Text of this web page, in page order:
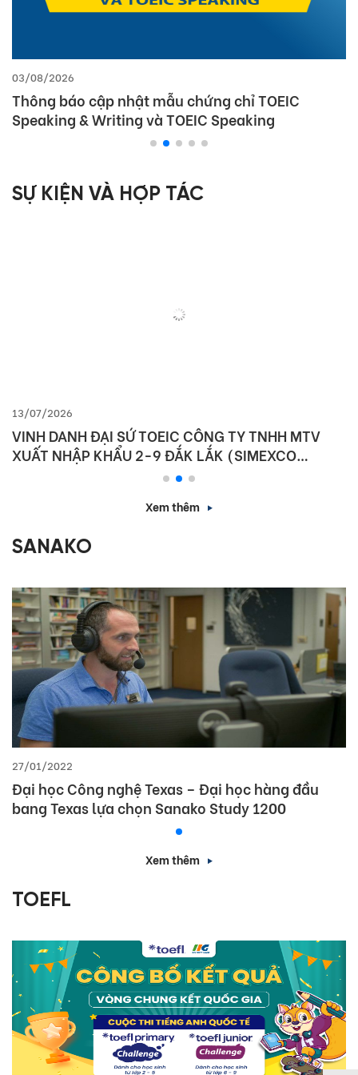
03/08/2026
Thông báo cập nhật mẫu chứng chỉ TOEIC
Speaking & Writing và TOEIC Speaking
SỰ KIỆN VÀ HỢP TÁC
13/07/2026
VINH DANH ĐẠI SỨ TOEIC CÔNG TY TNHH MTV
XUẤT NHẬP KHẨU 2-9 ĐẮK LẮK (SIMEXCO
Xem thêm
SANAKO
27/01/2022
Đại học Công nghệ Texas – Đại học hàng đầu
bang Texas lựa chọn Sanako Study 1200
Xem thêm
TOEFL